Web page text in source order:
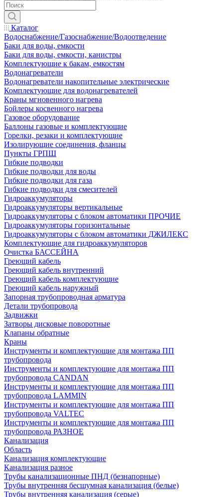
Каталог
Водоснабжение/Газоснабжение/Водоотведение
Баки для воды, емкости
Баки для воды, емкости, канистры
Комплектующие к бакам, емкостям
Водонагреватели
Водонагреватели накопительные электрические
Комплектующие для водонагревателей
Краны мгновенного нагрева
Бойлеры косвенного нагрева
Газовое оборудование
Баллоны газовые и комплектующие
Горелки, резаки и комплектующие
Изолирующие соединения, фланцы
Пункты ГРПШ
Гибкие подводки
Гибкие подводки для воды
Гибкие подводки для газа
Гибкие подводки для смесителей
Гидроаккумуляторы
Гидроаккумуляторы вертикальные
Гидроаккумуляторы с блоком автоматики ПРОЧИЕ
Гидроаккумуляторы горизонтальные
Гидроаккумуляторы с блоком автоматики ДЖИЛЕКС
Комплектующие для гидроаккумуляторов
Очистка БАССЕЙНА
Греющий кабель
Греющий кабель внутренний
Греющий кабель комплектующие
Греющий кабель наружный
Запорная трубопроводная арматура
Детали трубопровода
Задвижки
Затворы дисковые поворотные
Клапаны обратные
Краны
Инструменты и комплектующие для монтажа ПП
трубопровода
Инструменты и комплектующие для монтажа ПП
трубопровода CANDAN
Инструменты и комплектующие для монтажа ПП
трубопровода LAMMIN
Инструменты и комплектующие для монтажа ПП
трубопровода VALTEC
Инструменты и комплектующие для монтажа ПП
трубопровода РАЗНОЕ
Канализация
Область
Канализация комплектующие
Канализация разное
Трубы канализационные ПНД (безнапорные)
Трубы внутренняя бесшумная канализация (белые)
Трубы внутренняя канализация (серые)